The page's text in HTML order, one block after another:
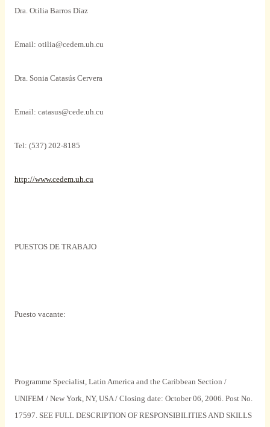
Dra. Otilia Barros Díaz
Email: otilia@cedem.uh.cu
Dra. Sonia Catasús Cervera
Email: catasus@cede.uh.cu
Tel: (537) 202-8185
http://www.cedem.uh.cu
PUESTOS DE TRABAJO
Puesto vacante:
Programme Specialist, Latin Americaand the Caribbean Section /
UNIFEM / New York, NY, USA/ Closing date: October 06, 2006. Post No.
17597. SEE FULL DESCRIPTION OF RESPONSIBILITIES AND SKILLS